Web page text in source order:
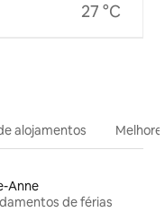
27 °C
alojamentos
Anne
de férias